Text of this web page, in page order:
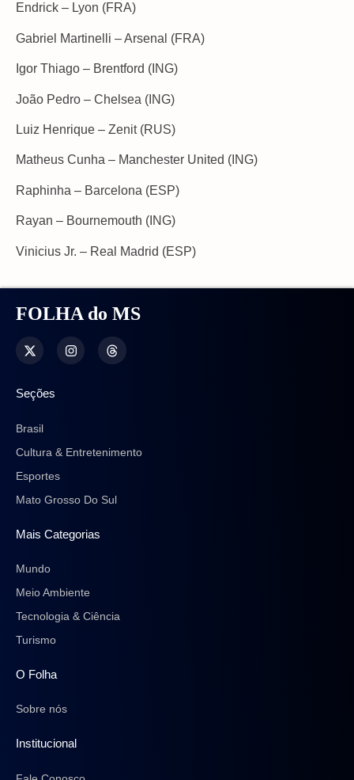
Endrick – Lyon (FRA)
Gabriel Martinelli – Arsenal (FRA)
Igor Thiago – Brentford (ING)
João Pedro – Chelsea (ING)
Luiz Henrique – Zenit (RUS)
Matheus Cunha – Manchester United (ING)
Raphinha – Barcelona (ESP)
Rayan – Bournemouth (ING)
Vinicius Jr. – Real Madrid (ESP)
FOLHA do MS
Seções
Brasil
Cultura & Entretenimento
Esportes
Mato Grosso Do Sul
Mais Categorias
Mundo
Meio Ambiente
Tecnologia & Ciência
Turismo
O Folha
Sobre nós
Institucional